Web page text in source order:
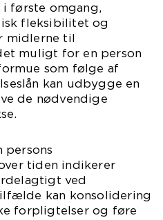
første omgang,
fleksibilitet og
midlerne til
muligt for en person
som følge af
kan udbygge en
de nødvendige
persons
tiden indikerer
ved
kan konsolidering
forpligtelser og føre